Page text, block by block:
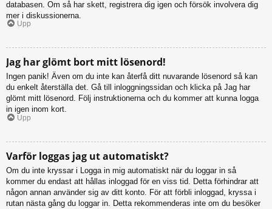
databasen. Om så har skett, registrera dig igen och försök involvera dig
mer i diskussionerna.
Upp
Jag har glömt bort mitt lösenord!
Ingen panik! Även om du inte kan återfå ditt nuvarande lösenord så kan
du enkelt återställa det. Gå till inloggningssidan och klicka på Jag har
glömt mitt lösenord. Följ instruktionerna och du kommer att kunna logga
in igen inom kort.
Upp
Varför loggas jag ut automatiskt?
Om du inte kryssar i Logga in mig automatiskt när du loggar in så
kommer du endast att hållas inloggad för en viss tid. Detta förhindrar att
någon annan använder sig av ditt konto. För att förbli inloggad, kryssa i
rutan nästa gång du loggar in. Detta rekommenderas inte om du besöker